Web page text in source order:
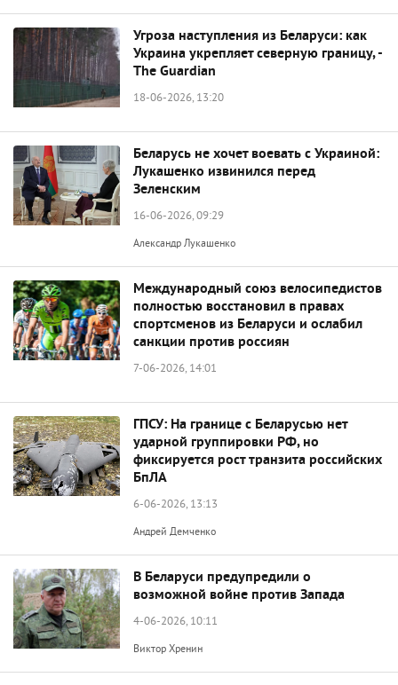
Угроза наступления из Беларуси: как
Украина укрепляет северную границу, -
The Guardian
18-06-2026, 13:20
Беларусь не хочет воевать с Украиной:
Лукашенко извинился перед
Зеленским
16-06-2026, 09:29
Александр Лукашенко
Международный союз велосипедистов
полностью восстановил в правах
спортсменов из Беларуси и ослабил
санкции против россиян
7-06-2026, 14:01
ГПСУ: На границе с Беларусью нет
ударной группировки РФ, но
фиксируется рост транзита российских
БпЛА
6-06-2026, 13:13
Андрей Демченко
В Беларуси предупредили о
возможной войне против Запада
4-06-2026, 10:11
Виктор Хренин